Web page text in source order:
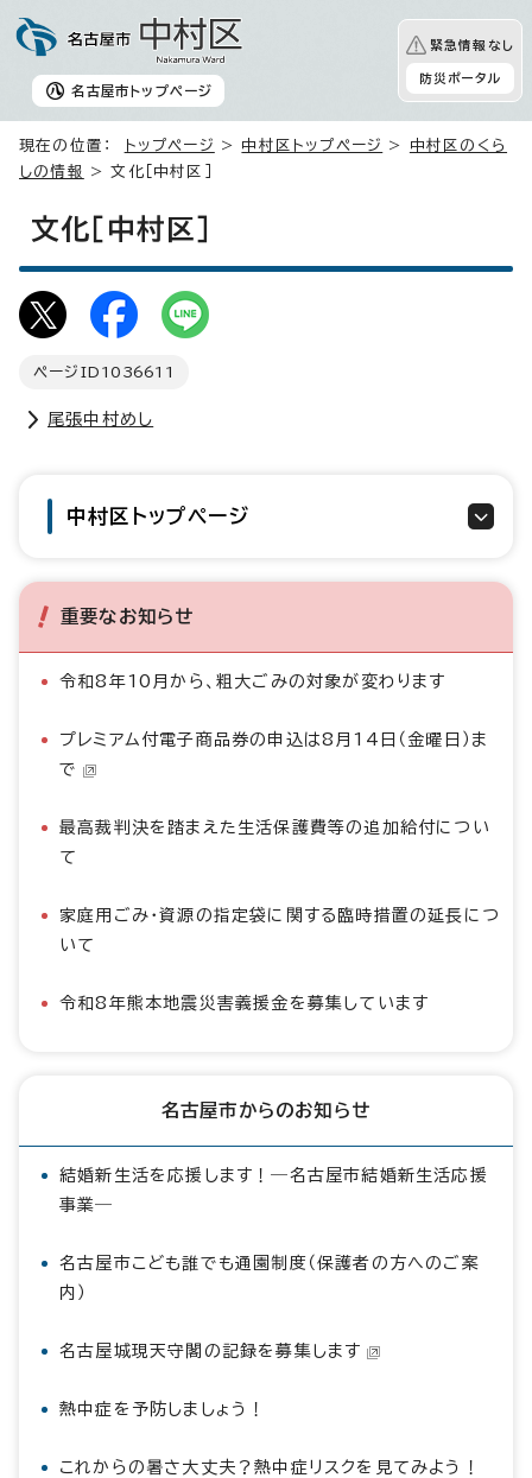
名古屋市 トップページ
緊急情報なし
防災ポータル
現在の位置： トップページ > 中村区トップページ > 中村区のくら
しの情報
> 文化［中村区］
文化［中村区］
ページID 1036611
尾張中村めし
中村区トップページ
重要なお知らせ
令和8年10月から、粗大ごみの対象が変わります
プレミアム付電子商品券の申込は8月14日（金曜日）ま
で
最高裁判決を踏まえた生活保護費等の追加給付につい
て
家庭用ごみ・資源の指定袋に関する臨時措置の延長につ
いて
令和8年熊本地震災害義援金を募集しています
名古屋市からのお知らせ
結婚新生活を応援します！―名古屋市結婚新生活応援
事業―
名古屋市こども誰でも通園制度（保護者の方へのご案
内）
名古屋城現天守閣の記録を募集します
熱中症を予防しましょう！
これからの暑さ大丈夫？熱中症リスクを見てみよう！